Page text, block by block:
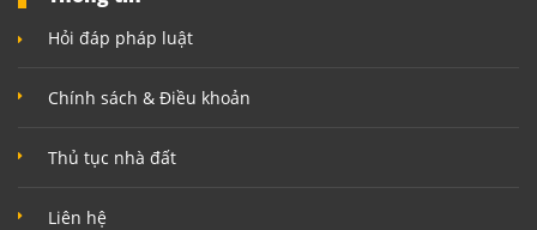
Hỏi đáp pháp luật
Chính sách & Điều khoản
Thủ tục nhà đất
Liên hệ